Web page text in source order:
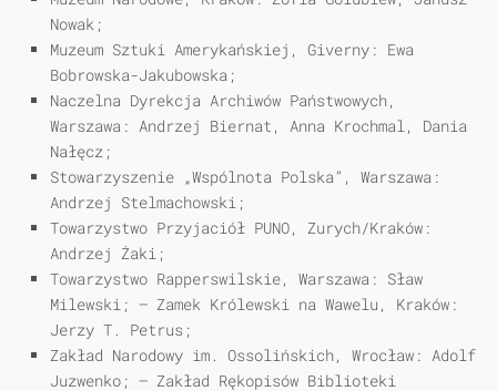
Nowak;
Muzeum Sztuki Amerykańskiej, Giverny: Ewa
Bobrowska-Jakubowska;
Naczelna Dyrekcja Archiwów Państwowych,
Warszawa: Andrzej Biernat, Anna Krochmal, Dania
Nałęcz;
Stowarzyszenie „Wspólnota Polska”, Warszawa:
Andrzej Stelmachowski;
Towarzystwo Przyjaciół PUNO, Zurych/Kraków:
Andrzej Żaki;
Towarzystwo Rapperswilskie, Warszawa: Sław
Milewski; — Zamek Królewski na Wawelu, Kraków:
Jerzy T. Petrus;
Zakład Narodowy im. Ossolińskich, Wrocław: Adolf
Juzwenko; — Zakład Rękopisów Biblioteki